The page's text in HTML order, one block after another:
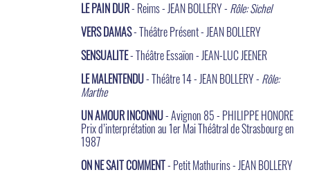
LE PAIN DUR- Reims - JEAN BOLLERY - Rôle: Sichel
VERS DAMAS- Théâtre Présent - JEAN BOLLERY
SENSUALITE- Théâtre Essaïon - JEAN-LUC JEENER
LE MALENTENDU- Théâtre 14 - JEAN BOLLERY - Rôle:
Marthe
UN AMOUR INCONNU- Avignon 85 - PHILIPPE HONORE
Prix d’interprétation au 1er Mai Théâtral de Strasbourg en
1987
ON NE SAIT COMMENT- Petit Mathurins - JEAN BOLLERY